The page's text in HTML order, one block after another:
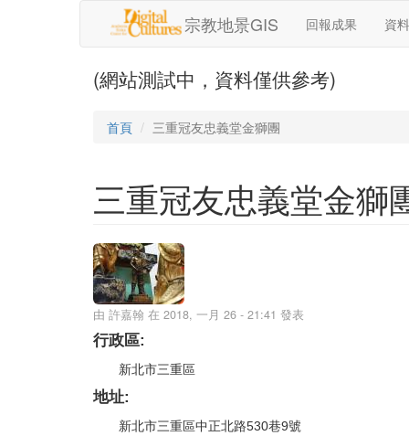
宗教地景GIS 回報成果 資
(網站測試中，資料僅供參考)
首頁 三重冠友忠義堂金獅團
三重冠友忠義堂金獅
由 許嘉翰 在 2018, 一月 26 - 21:41 發表
行政區:
新北市三重區
地址:
新北市三重區中正北路530巷9號